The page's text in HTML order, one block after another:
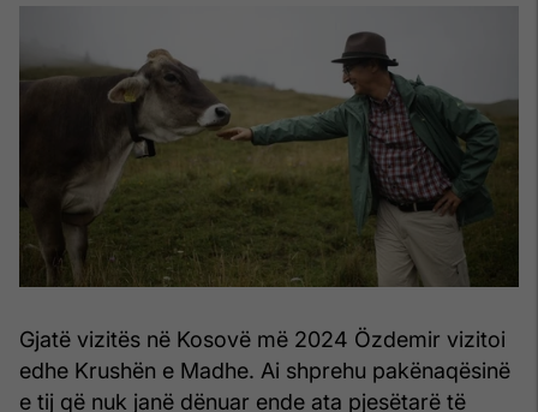
Gjatë vizitës në Kosovë më 2024 Özdemir vizitoi
edhe Krushën e Madhe. Ai shprehu pakënaqësinë
e tij që nuk janë dënuar ende ata pjesëtarë të